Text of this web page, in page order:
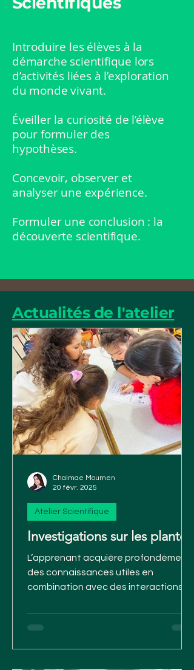
Introduire les élèves à la
démarche scientifique lors
d’activités liées à l’exploration
du monde vivant.
Éveiller la curiosité de l’élève
pour formuler des
hypothèses.
Concevoir, observer et
analyser une expérience.
Formuler une conclusion : la
découverte scientifique.
Actualités de l'atelier
Investigations sur les plantes
L’apprenant acquière profondément
des connaissances utiles en
combination avec des interactions
Atelier Scientifique
Chaimae Moumen
20 févr. 2025